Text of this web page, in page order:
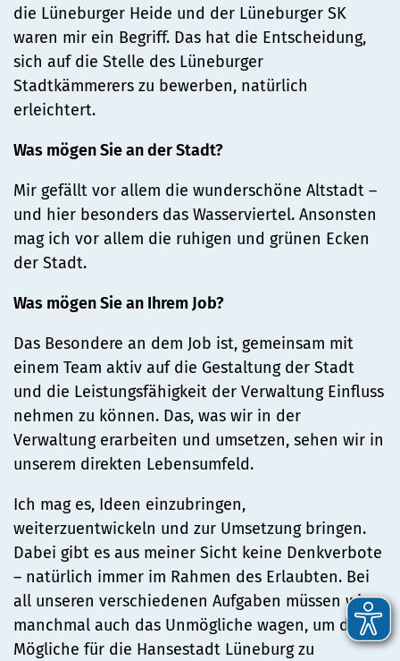
die Lüneburger Heide und der Lüneburger SK
waren mir ein Begriff. Das hat die Entscheidung,
sich auf die Stelle des Lüneburger
Stadtkämmerers zu bewerben, natürlich
erleichtert.
Was mögen Sie an der Stadt?
Mir gefällt vor allem die wunderschöne Altstadt –
und hier besonders das Wasserviertel. Ansonsten
mag ich vor allem die ruhigen und grünen Ecken
der Stadt.
Was mögen Sie an Ihrem Job?
Das Besondere an dem Job ist, gemeinsam mit
einem Team aktiv auf die Gestaltung der Stadt
und die Leistungsfähigkeit der Verwaltung Einfluss
nehmen zu können. Das, was wir in der
Verwaltung erarbeiten und umsetzen, sehen wir in
unserem direkten Lebensumfeld.
Ich mag es, Ideen einzubringen,
weiterzuentwickeln und zur Umsetzung bringen.
Dabei gibt es aus meiner Sicht keine Denkverbote
– natürlich immer im Rahmen des Erlaubten. Bei
all unseren verschiedenen Aufgaben müssen wir
manchmal auch das Unmögliche wagen, um das
Mögliche für die Hansestadt Lüneburg zu